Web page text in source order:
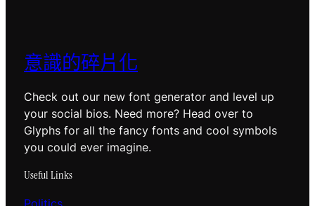
意識的碎片化
Check out our new font generator and level up
your social bios. Need more? Head over to
Glyphs for all the fancy fonts and cool symbols
you could ever imagine.
Useful Links
Politics